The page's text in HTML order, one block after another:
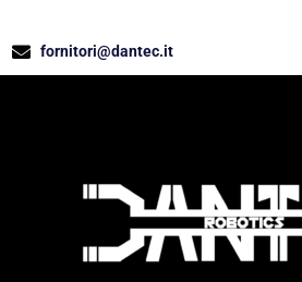
fornitori@dantec.it